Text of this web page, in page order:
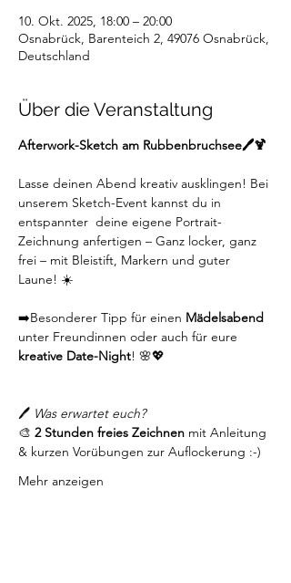
10. Okt. 2025, 18:00 – 20:00
Osnabrück, Barenteich 2, 49076 Osnabrück,
Deutschland
Über die Veranstaltung
Afterwork-Sketch am Rubbenbruchsee🖊️🍹
Lasse deinen Abend kreativ ausklingen! Bei
unserem Sketch-Event kannst du in
entspannter  deine eigene Portrait-
Zeichnung anfertigen – Ganz locker, ganz
frei – mit Bleistift, Markern und guter
Laune! ☀️
➡️Besonderer Tipp für einen Mädelsabend
unter Freundinnen oder auch für eure
kreative Date-Night! 🌸💖
🖊️ Was erwartet euch?
🎨 2 Stunden freies Zeichnen mit Anleitung
& kurzen Vorübungen zur Auflockerung :-)
Mehr anzeigen